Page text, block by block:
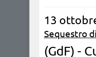
13
Sequestro
(GdF) -